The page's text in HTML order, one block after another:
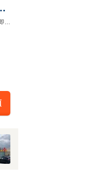
松阪船江店8/8～8/11限定目玉車お盆も休まず営業中！8月半期決算だけの特典あり！！下取高価買取で大還元。猛暑対策の即納車は早い者勝ち